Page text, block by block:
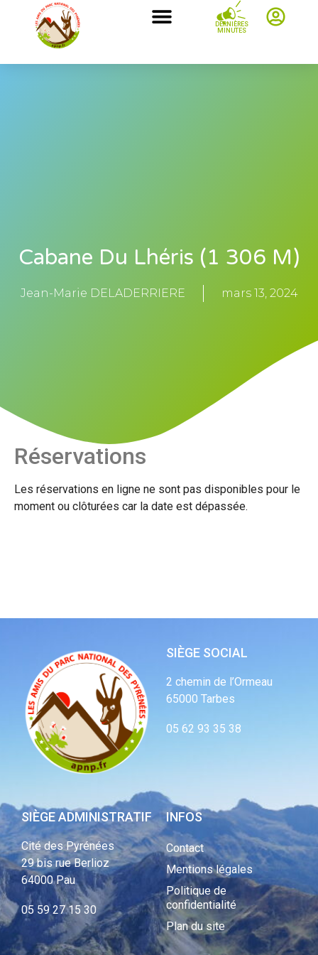
DERNIÈRES
MINUTES
Cabane Du Lhéris (1 306 M)
Jean-Marie DELADERRIERE mars 13, 2024
Réservations
Les réservations en ligne ne sont pas disponibles pour le
moment ou clôturées car la date est dépassée.
SIÈGE SOCIAL
2 chemin de l’Ormeau
65000 Tarbes
05 62 93 35 38
SIÈGE ADMINISTRATIF
Cité des Pyrénées
29 bis rue Berlioz
64000 Pau
05 59 27 15 30
INFOS
Contact
Mentions légales
Politique de
confidentialité
Plan du site